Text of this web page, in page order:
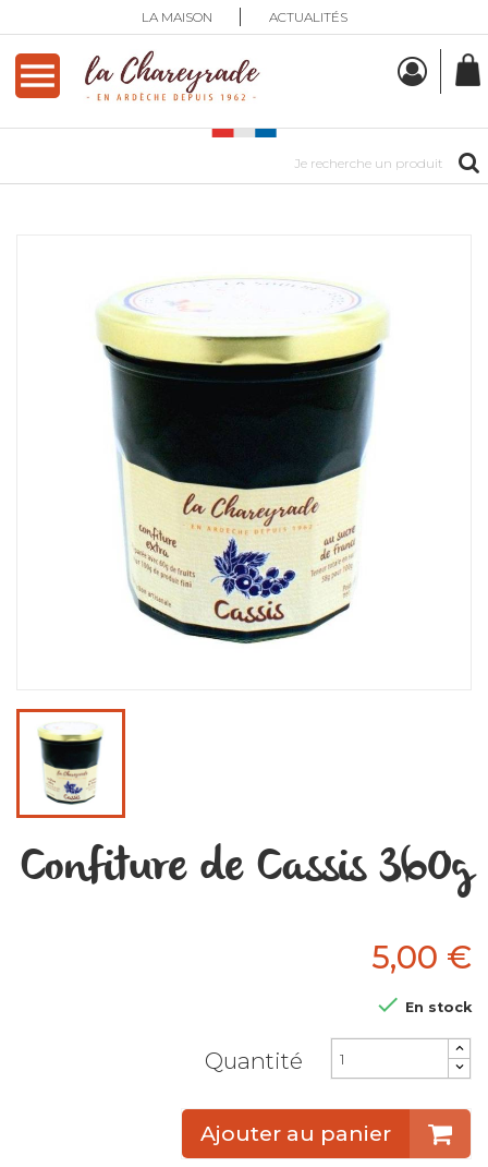
LA MAISON ACTUALITÉS

Confiture de Cassis 360g
5,00 €
 En stock
Quantité
Ajouter au panier